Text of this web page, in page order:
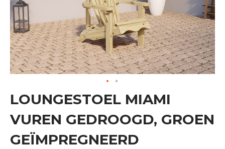
Ga
naar
begin
van
de
afbeeldingen-
LOUNGESTOEL MIAMI
VUREN GEDROOGD, GROEN
GEÏMPREGNEERD